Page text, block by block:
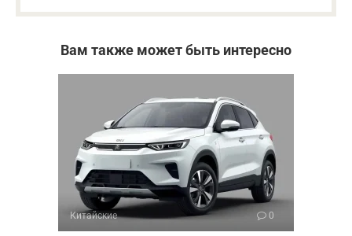
Вам также может быть интересно
Китайские 0